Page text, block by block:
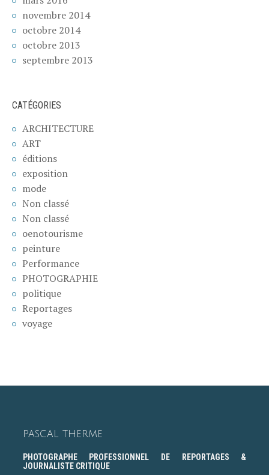
novembre 2014
octobre 2014
octobre 2013
septembre 2013
CATÉGORIES
ARCHITECTURE
ART
éditions
exposition
mode
Non classé
Non classé
oenotourisme
peinture
Performance
PHOTOGRAPHIE
politique
Reportages
voyage
PASCAL THERME
PHOTOGRAPHE PROFESSIONNEL DE REPORTAGES &
JOURNALISTE CRITIQUE